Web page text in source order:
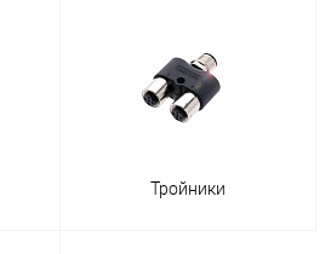
Тройники